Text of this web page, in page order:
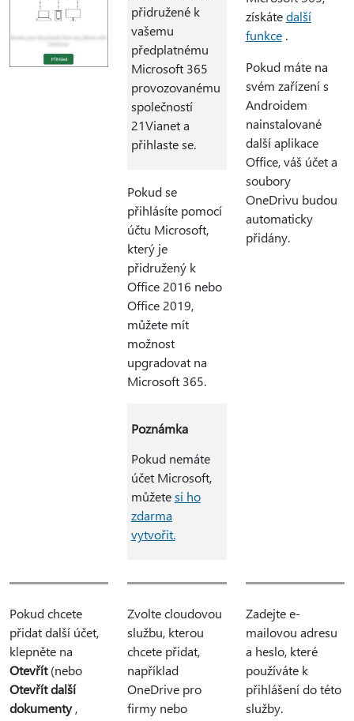
přidružené k
vašemu
předplatnému
Microsoft 365
provozovanému
společností
21Vianet a
přihlaste se.
Pokud se
přihlásíte pomocí
účtu Microsoft,
který je
přidružený k
Office 2016 nebo
Office 2019,
můžete mít
možnost
upgradovat na
Microsoft 365.
Poznámka
Pokud nemáte
účet Microsoft,
můžetesi ho
zdarma
vytvořit.
získátedalší
funkce.
Pokud máte na
svém zařízení s
Androidem
nainstalované
další aplikace
Office, váš účet a
soubory
OneDrivu budou
automaticky
přidány.
Pokud chcete
přidat další účet,
klepněte na
Otevřít(nebo
Otevřít další
dokumenty,
Zvolte cloudovou
službu, kterou
chcete přidat,
například
OneDrive pro
firmy nebo
Zadejte e-
mailovou adresu
a heslo, které
používáte k
přihlášení do této
služby.